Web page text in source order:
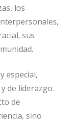
los
sus
especial,
de liderazgo.
de
sino